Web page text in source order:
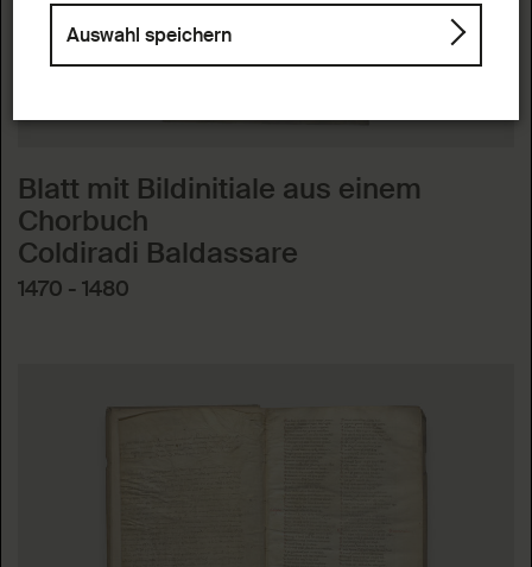
Blatt mit Bildinitiale aus einem
Chorbuch
Coldiradi Baldassare
1470 - 1480
Auswahl speichern